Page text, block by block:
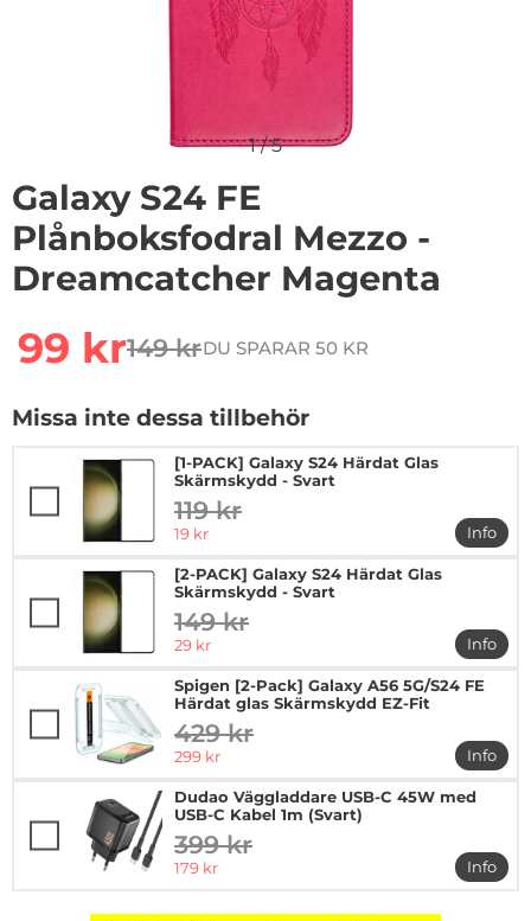
1/5
Galaxy S24 FE
Plånboksfodral Mezzo -
Dreamcatcher Magenta
rea pris
99 krtidigare pris
149 krDU SPARAR 50 KR
Missa inte dessa tillbehör
[1-PACK] Galaxy S24 Härdat Glas
Skärmskydd - Svart
tidigare pris
119 kr
rea pris
19 kr
Info
mer
[2-PACK] Galaxy S24 Härdat Glas
Skärmskydd - Svart
tidigare pris
149 kr
rea pris
29 kr
Info
mer
Spigen [2-Pack] Galaxy A56 5G/S24 FE
Härdat glas Skärmskydd EZ-Fit
tidigare pris
429 kr
rea pris
299 kr
Info
mer
Dudao Väggladdare USB-C 45W med
USB-C Kabel 1m (Svart)
tidigare pris
399 kr
rea pris
179 kr
Info
mer